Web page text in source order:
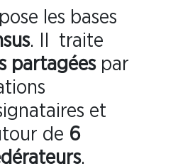
les bases
. Il traite
partagéespar
et
de 6
.